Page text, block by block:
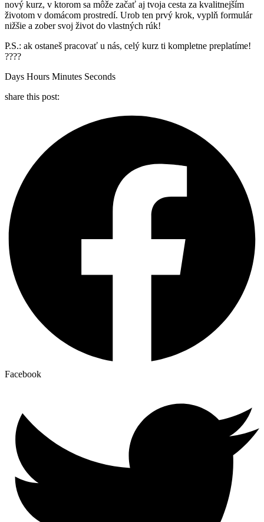
nový kurz, v ktorom sa môže začať aj tvoja cesta za kvalitnejším
životom v domácom prostredí. Urob ten prvý krok, vyplň formulár
nižšie a zober svoj život do vlastných rúk!
P.S.: ak ostaneš pracovať u nás, celý kurz ti kompletne preplatíme!
????
Days Hours Minutes Seconds
share this post:
Facebook